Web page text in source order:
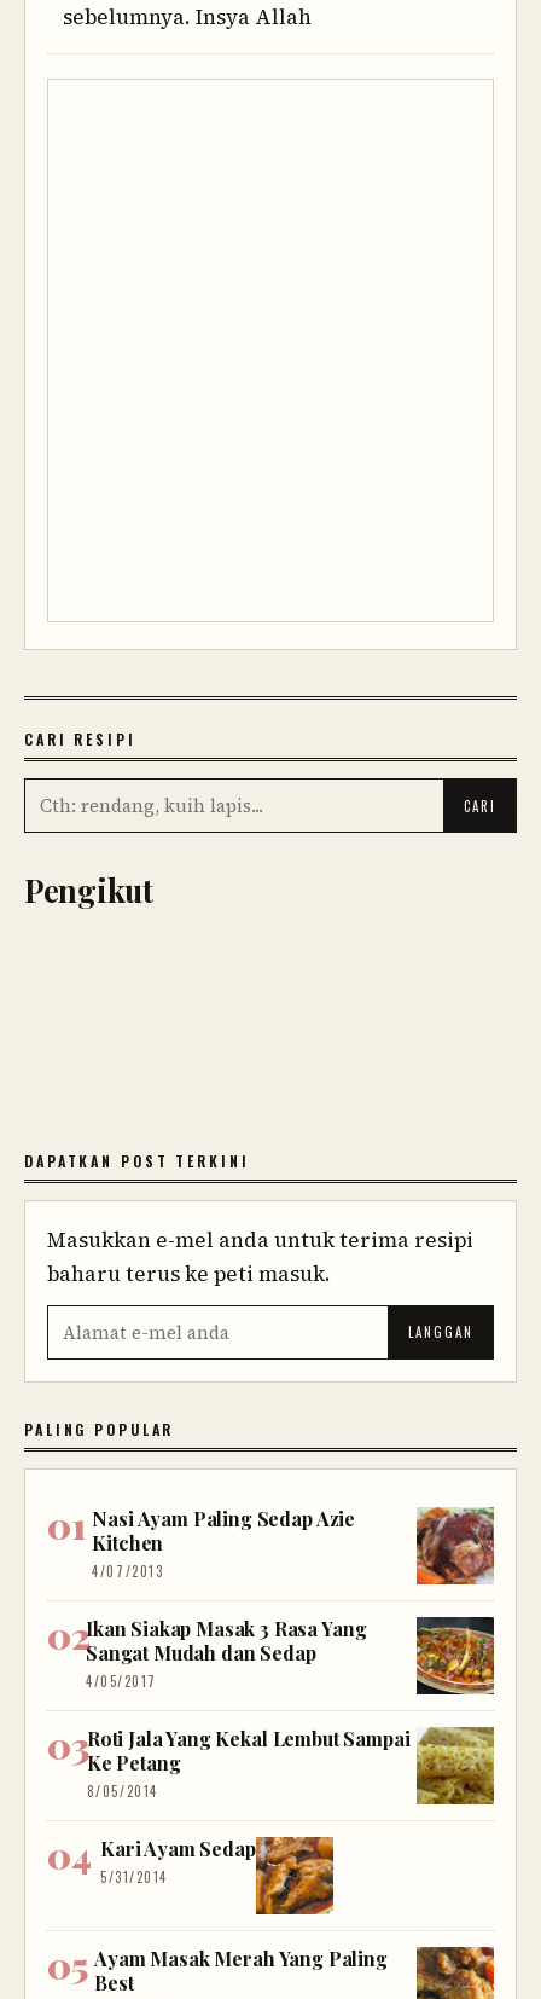
sebelumnya. Insya Allah
CARI RESIPI
Pengikut
DAPATKAN POST TERKINI
Masukkan e-mel anda untuk terima resipi
baharu terus ke peti masuk.
PALING POPULAR
Nasi Ayam Paling Sedap Azie
Kitchen
4/07/2013
Ikan Siakap Masak 3 Rasa Yang
Sangat Mudah dan Sedap
4/05/2017
Roti Jala Yang Kekal Lembut Sampai
Ke Petang
8/05/2014
Kari Ayam Sedap
5/31/2014
Ayam Masak Merah Yang Paling
Best